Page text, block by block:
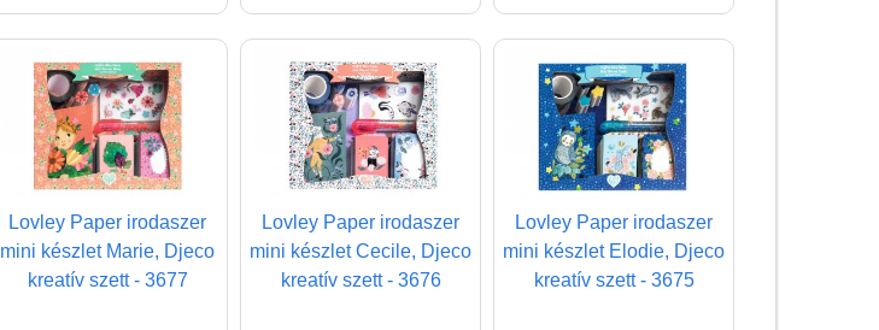
Lovley Paper irodaszer
mini készlet Marie, Djeco
kreatív szett - 3677
Lovley Paper irodaszer
mini készlet Cecile, Djeco
kreatív szett - 3676
Lovley Paper irodaszer
mini készlet Elodie, Djeco
kreatív szett - 3675
Napló, emlékkönyv
Kreatív játékok kicsiknek
Kreatív játékok
óvodásoknak
Kreatív játékok
lányoknak